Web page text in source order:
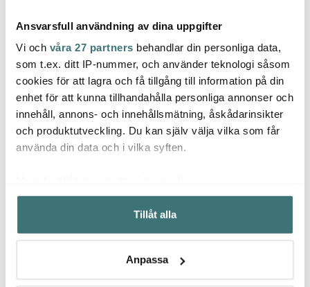
Ansvarsfull användning av dina uppgifter
Vi och våra 27 partners behandlar din personliga data,
som t.ex. ditt IP-nummer, och använder teknologi såsom
cookies för att lagra och få tillgång till information på din
enhet för att kunna tillhandahålla personliga annonser och
innehåll, annons- och innehållsmätning, åskådarinsikter
och produktutveckling. Du kan själv välja vilka som får
använda din data och i vilka syften.
Samla in information om din geografiska plats som
kan ha en noggrannhet på upp till flera meter
Identifiera din enhet genom att aktivt skanna den för
Ta reda på mer om hur dina personliga uppgifter
Tillåt alla
Anpassa
Dorre
Champagneförslutare
luftpump Silver
62 kr 89 kr
Le Creuset
Pepparkvarn 21 cm
volcanic
585 kr
Låt dig inspireras av våra kunder